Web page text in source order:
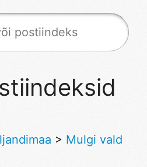
> Mulgi vald